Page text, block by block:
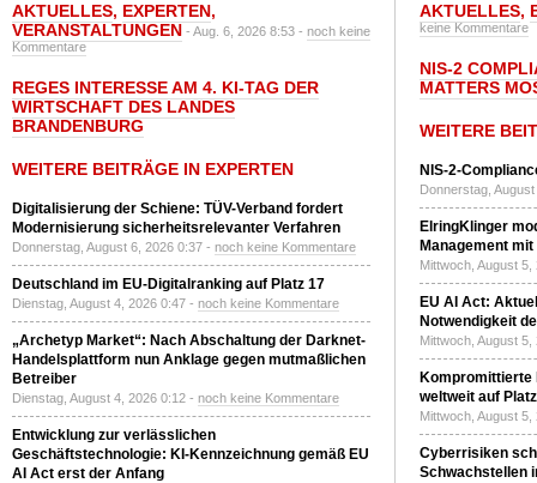
AKTUELLES, EXPERTEN,
VERANSTALTUNGEN - Aug. 6, 2026 8:53 - noch keine
Kommentare
REGES INTERESSE AM 4. KI-TAG DER
WIRTSCHAFT DES LANDES
BRANDENBURG
WEITERE BEITRÄGE IN EXPERTEN
Digitalisierung der Schiene: TÜV-Verband fordert
Modernisierung sicherheitsrelevanter Verfahren
Donnerstag, August 6, 2026 0:37 - noch keine Kommentare
Deutschland im EU-Digitalranking auf Platz 17
Dienstag, August 4, 2026 0:47 - noch keine Kommentare
„Archetyp Market“: Nach Abschaltung der Darknet-
Handelsplattform nun Anklage gegen mutmaßlichen
Betreiber
Dienstag, August 4, 2026 0:12 - noch keine Kommentare
Entwicklung zur verlässlichen
Geschäftstechnologie: KI-Kennzeichnung gemäß EU
AI Act erst der Anfang
AKTUELLES,
keine Kommentare
NIS-2
MATTERS
WEITERE
NIS-2-
Donnerstag,
ElringKlinger
Management
Mittwoch, August
EU AI Act:
Notwendigkeit
Mittwoch, August
Kompromittierte
weltweit auf
Mittwoch, August
Cyberrisiken
Schwachstellen